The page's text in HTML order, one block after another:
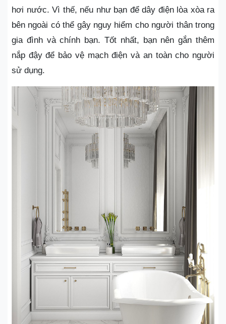
hơi nước. Vì thế, nếu như bạn để dây điện lòa xòa ra
bên ngoài có thể gây nguy hiểm cho người thân trong
gia đình và chính bạn. Tốt nhất, bạn nên gắn thêm
nắp đậy để bảo vệ mạch điện và an toàn cho người
sử dụng.